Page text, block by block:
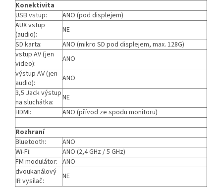
Konektivita
USB vstup:
ANO (pod displejem)
AUX vstup
(audio):
NE
SD karta:
ANO (mikro SD pod displejem, max. 128G)
vstup AV (jen
video):
ANO
výstup AV (jen
audio):
ANO
3,5 Jack výstup
na sluchátka:
NE
HDMI:
ANO (přívod ze spodu monitoru)
Rozhraní
Bluetooth:
ANO
Wi-Fi:
ANO (2,4 GHz / 5 GHz)
FM modulátor: ANO
dvoukanálový
IR vysílač:
NE